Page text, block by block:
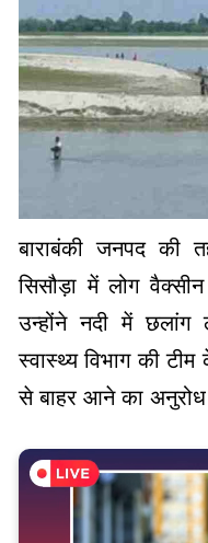
बाराबंकी जनपद की
सिसौड़ा में लोग
उन्‍होंने नदी में
स्वास्थ्य विभाग की
से बाहर आने का